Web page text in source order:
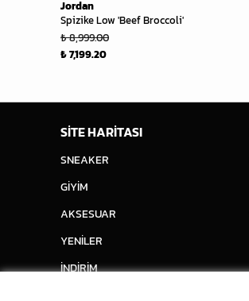
Jordan
Spizike Low 'Beef Broccoli'
₺ 8,999.00
₺ 7,199.20
SİTE HARİTASI
SNEAKER
GİYİM
AKSESUAR
YENİLER
İNDİRİM